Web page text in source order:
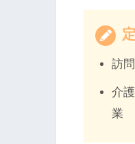
訪
介
業